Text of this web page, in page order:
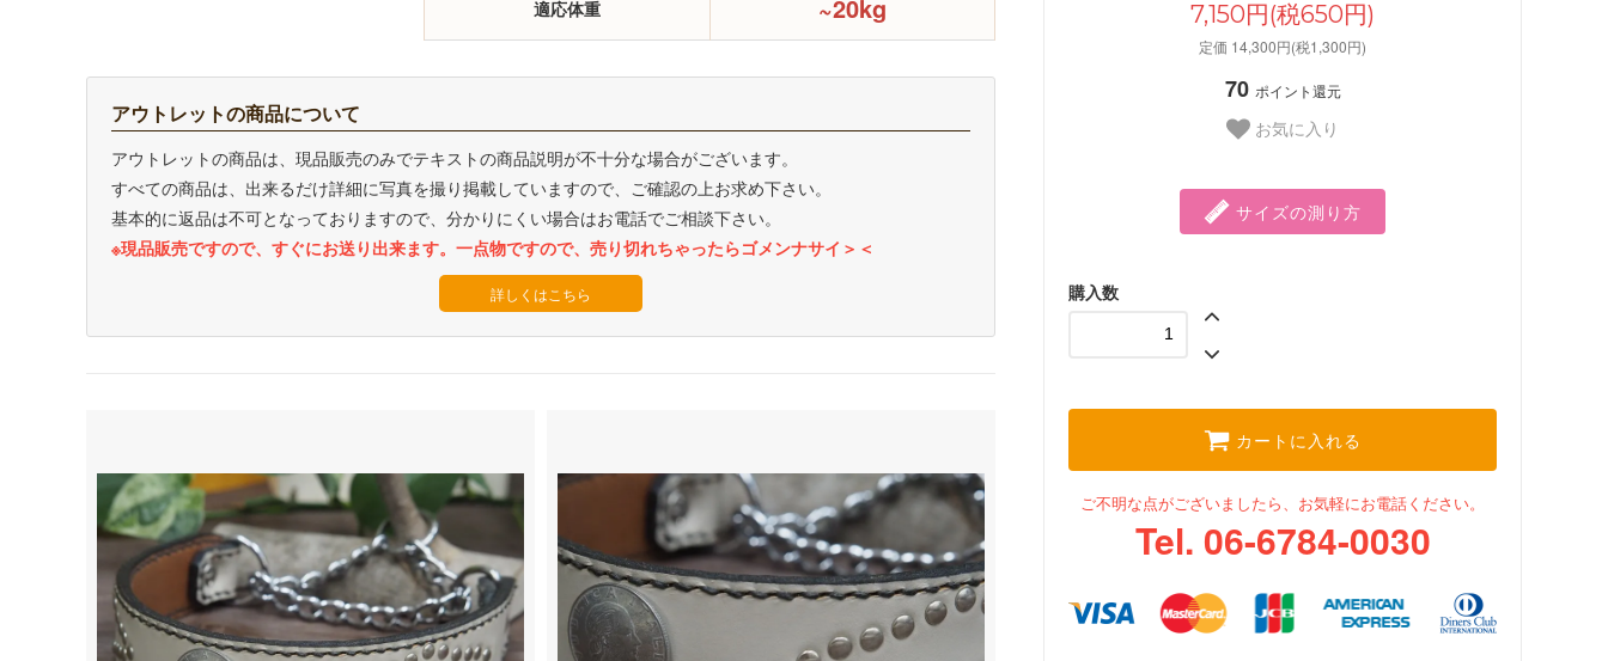
7,150円(税650円)
定価 14,300円(税1,300円)
70 ポイント還元
お気に入り
サイズの測り方
購入数
カートに入れる
ご不明な点がございましたら、お気軽にお電話ください。
Tel. 06-6784-0030
適応体重 ~20kg
アウトレットの商品について
アウトレットの商品は、現品販売のみでテキストの商品説明が不十分な場合がございます。
すべての商品は、出来るだけ詳細に写真を撮り掲載していますので、ご確認の上お求め下さい。
基本的に返品は不可となっておりますので、分かりにくい場合はお電話でご相談下さい。
※現品販売ですので、すぐにお送り出来ます。一点物ですので、売り切れちゃったらゴメンナサイ＞＜
詳しくはこちら